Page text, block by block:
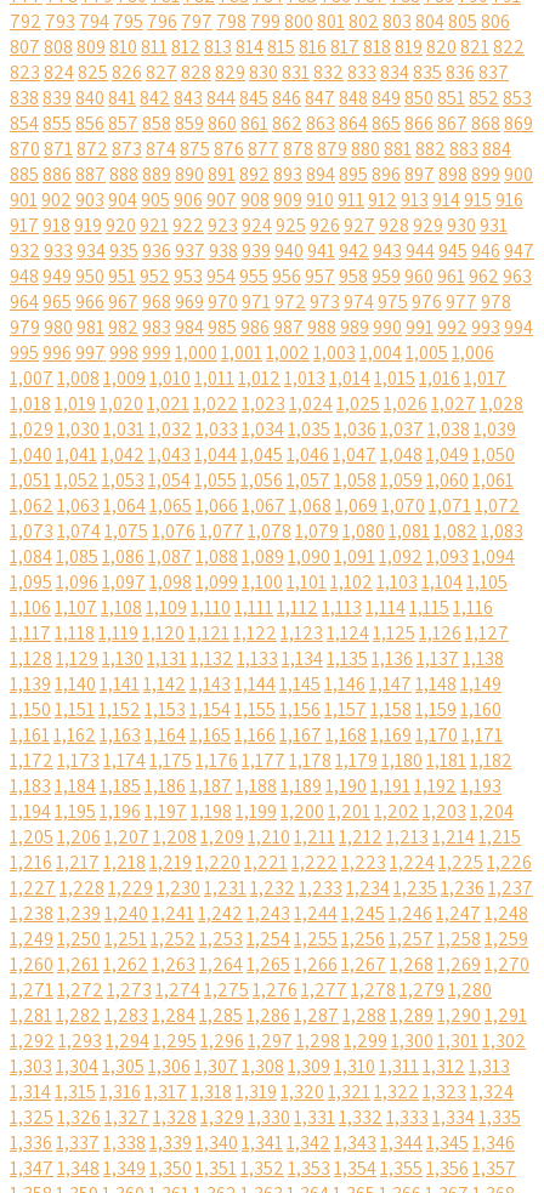
792 793 794795 796 797 798 799800801802803804805806
807808809810811812813814815816817818819820821822
823824825826827828829830831832833834835836837
838839840841842843844845846847848849850851852853
854855856857858859860861862863864865866867868869
870871872873874875876877878879880881882883884
885886887888889890891892893894895896897898899900
901902903904905906907908909910911912913914915916
917918919920921922923924925926927928929930931
932933934935936937938939940941942943944945946947
948949950951952953954955956957958959960961962963
964965966967968969970971972973974975976977978
979980981982983984985986987988989990991992993994
9959969979989991,0001,0011,0021,0031,0041,0051,006
1,0071,0081,0091,0101,0111,0121,0131,0141,0151,0161,017
1,0181,0191,0201,0211,0221,0231,0241,0251,0261,0271,028
1,0291,0301,0311,0321,0331,0341,0351,0361,0371,0381,039
1,0401,0411,0421,0431,0441,0451,0461,0471,0481,0491,050
1,0511,0521,0531,0541,0551,0561,0571,0581,0591,0601,061
1,0621,0631,0641,0651,0661,0671,0681,0691,0701,0711,072
1,0731,0741,0751,0761,0771,0781,0791,0801,0811,0821,083
1,0841,0851,0861,0871,0881,0891,0901,0911,0921,0931,094
1,0951,0961,0971,0981,0991,1001,1011,1021,1031,1041,105
1,1061,1071,1081,1091,1101,1111,1121,1131,1141,1151,116
1,1171,1181,1191,1201,1211,1221,1231,1241,1251,1261,127
1,1281,1291,1301,1311,1321,1331,1341,1351,1361,1371,138
1,1391,1401,1411,1421,1431,1441,1451,1461,1471,1481,149
1,1501,1511,1521,1531,1541,1551,1561,1571,1581,1591,160
1,1611,1621,1631,1641,1651,1661,1671,1681,1691,1701,171
1,1721,1731,1741,1751,1761,1771,1781,1791,1801,1811,182
1,1831,1841,1851,1861,1871,1881,1891,1901,1911,1921,193
1,1941,1951,1961,1971,1981,1991,2001,2011,2021,2031,204
1,2051,2061,2071,2081,2091,2101,2111,2121,2131,2141,215
1,2161,2171,2181,2191,2201,2211,2221,2231,2241,2251,226
1,2271,2281,2291,2301,2311,2321,2331,2341,2351,2361,237
1,2381,2391,2401,2411,2421,2431,2441,2451,2461,2471,248
1,2491,2501,2511,2521,2531,2541,2551,2561,2571,2581,259
1,2601,2611,2621,2631,2641,2651,2661,2671,2681,2691,270
1,2711,2721,2731,2741,2751,2761,2771,2781,2791,280
1,2811,2821,2831,2841,2851,2861,2871,2881,2891,2901,291
1,2921,2931,2941,2951,2961,2971,2981,2991,3001,3011,302
1,3031,3041,3051,3061,3071,3081,3091,3101,3111,3121,313
1,3141,3151,3161,3171,3181,3191,3201,3211,3221,3231,324
1,3251,3261,3271,3281,3291,3301,3311,3321,3331,3341,335
1,3361,3371,3381,3391,3401,3411,3421,3431,3441,3451,346
1,3471,3481,3491,3501,3511,3521,3531,3541,3551,3561,357